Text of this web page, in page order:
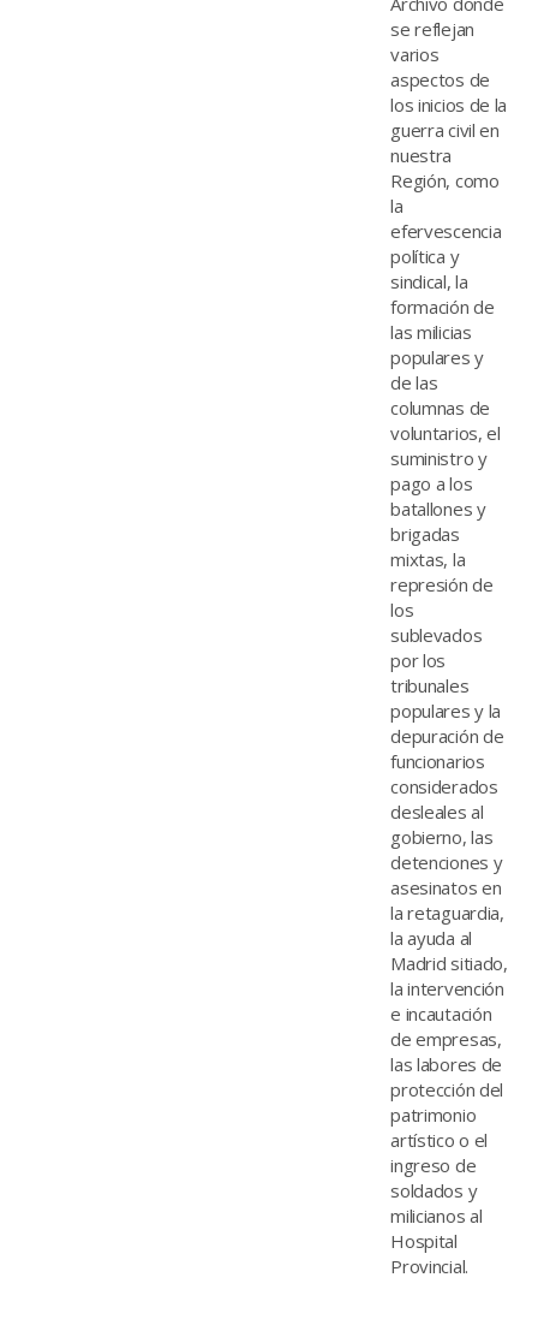
se reflejan
varios
aspectos de
los inicios de la
guerra civil en
nuestra
Región, como
la
efervescencia
política y
sindical, la
formación de
las milicias
populares y
de las
columnas de
voluntarios, el
suministro y
pago a los
batallones y
brigadas
mixtas, la
represión de
los
sublevados
por los
tribunales
populares y la
depuración de
funcionarios
considerados
desleales al
gobierno, las
detenciones y
asesinatos en
la retaguardia,
la ayuda al
Madrid sitiado,
la intervención
e incautación
de empresas,
las labores de
protección del
patrimonio
artístico o el
ingreso de
soldados y
milicianos al
Hospital
Provincial.